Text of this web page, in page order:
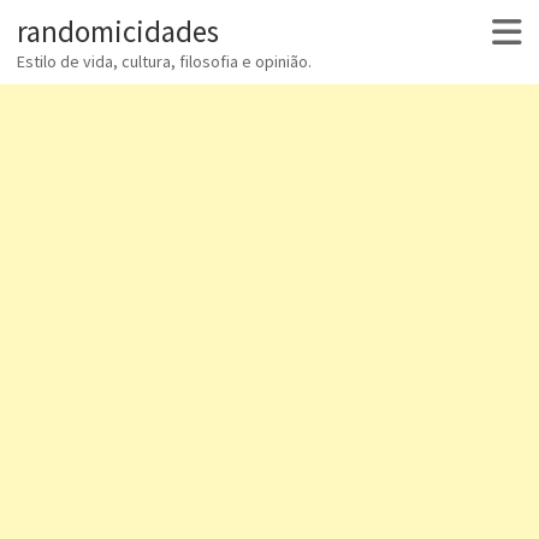
randomicidades
Estilo de vida, cultura, filosofia e opinião.